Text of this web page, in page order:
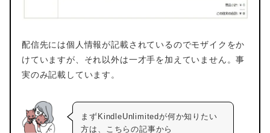
配信先には個人情報が記載されているのでモザイクをか
けていますが、それ以外は一才手を加えていません。事
実のみ記載しています。
まずKindleUnlimitedが何か知りたい
方は、こちらの記事から